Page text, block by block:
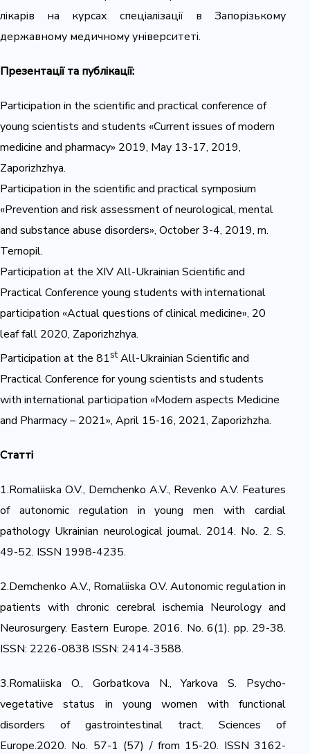
лікарів на курсах спеціалізації в Запорізькому
державному медичному університеті.
Презентації та публікації:
Participation in the scientific and practical conference of
young scientists and students «Current issues of modern
medicine and pharmacy» 2019, May 13-17, 2019,
Zaporizhzhya.
Participation in the scientific and practical symposium
«Prevention and risk assessment of neurological, mental
and substance abuse disorders», October 3-4, 2019, m.
Ternopil.
Participation at the XIV All-Ukrainian Scientific and
Practical Conference young students with international
participation «Actual questions of clinical medicine», 20
leaf fall 2020, Zaporizhzhya.
Participation at the 81stAll-Ukrainian Scientific and
Practical Conference for young scientists and students
with international participation «Modern aspects Medicine
and Pharmacy – 2021», April 15-16, 2021, Zaporizhzha.
Статті
1.Romaliiska O.V., Demchenko A.V., Revenko A.V. Features
of autonomic regulation in young men with cardial
pathology Ukrainian neurological journal. 2014. No. 2. S.
49-52. ISSN 1998-4235.
2.Demchenko A.V., Romaliiska O.V. Autonomic regulation in
patients with chronic cerebral ischemia Neurology and
Neurosurgery. Eastern Europe. 2016. No. 6(1). pp. 29-38.
ISSN: 2226-0838 ISSN: 2414-3588.
3.Romaliiska O., Gorbatkova N., Yarkova S. Psycho-
vegetative status in young women with functional
disorders of gastrointestinal tract. Sciences of
Europe.2020. No. 57-1 (57) / from 15-20. ISSN 3162-